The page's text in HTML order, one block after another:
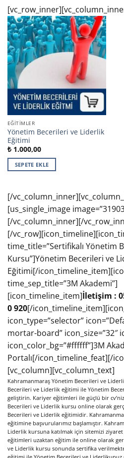
EĞITIMLER
Yönetim Becerileri ve Liderlik
Eğitimi
₺1.000,00
SEPETE EKLE
[/
[us_single_image
[/vc_column_inner][/
[/
time_title=”Sertifikalı Yönetim
Kursu”]Yönetim Becerileri ve
Eğitimi[/
time_sep_title=”3M Akademi”]
[icon_timeline_item]İletişim :
0 920[/
icon_type=”selector”
mortar-board” icon_size=”32″
icon_color_bg=”#ffffff”]3M
Portalı[/icon_timeline_feat][/
[vc_column][vc_column_text]
Kahramanmaraş Yönetim Becerileri ve
Becerileri ve Liderlik eğitimi ile Yönetim
geliştirin. Kariyer eğitimleri ile güçlü bir
Becerileri ve Liderlik kursu online olarak
Becerileri ve Liderlik eğitimidir.
eğitimine başvurularımız başlamıştır.
Liderlik kursuna katılmak için sitemizi
eğitimleri uzaktan eğitim ile online olarak
ve Liderlik kursu sonunda sertifika